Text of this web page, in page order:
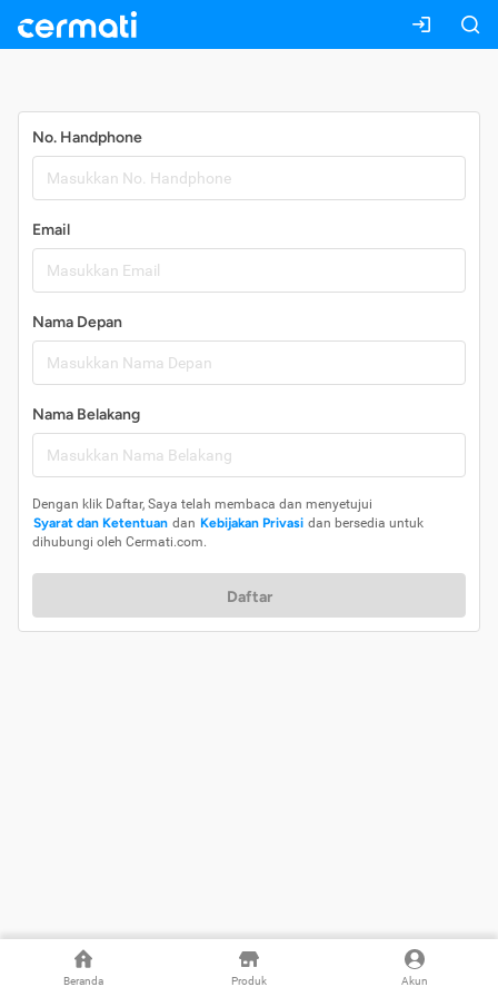
Beranda Produk Akun
No. Handphone
Email
Nama Depan
Nama Belakang
Dengan klik Daftar, Saya telah membaca dan menyetujui
Syarat dan Ketentuan dan Kebijakan Privasi dan bersedia untuk
dihubungi oleh Cermati.com.
Daftar